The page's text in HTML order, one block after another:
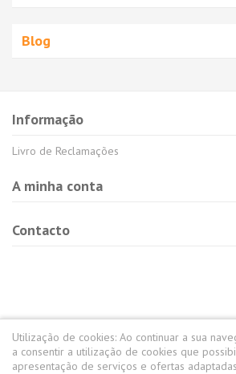
Blog
Informação
Livro de Reclamações
A minha conta
Contacto
Utilização de cookies: Ao continuar a sua
a consentir a utilização de cookies que
apresentação de serviços e ofertas